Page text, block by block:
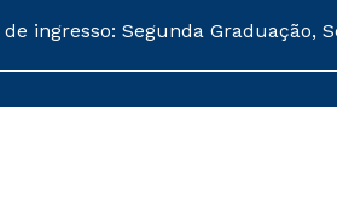
ingresso: Segunda Graduação,